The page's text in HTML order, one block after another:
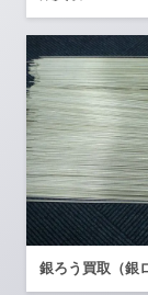
銀ろう買取（銀